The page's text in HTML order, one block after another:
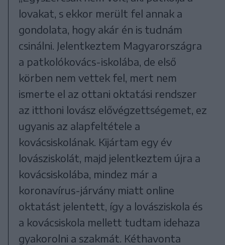
lovakat, s ekkor merült fel annak a
gondolata, hogy akár én is tudnám
csinálni. Jelentkeztem Magyarországra
a patkolókovács-iskolába, de első
körben nem vettek fel, mert nem
ismerte el az ottani oktatási rendszer
az itthoni lovász elővégzettségemet, ez
ugyanis az alapfeltétele a
kovácsiskolának. Kijártam egy év
lovásziskolát, majd jelentkeztem újra a
kovácsiskolába, mindez már a
koronavírus-járvány miatt online
oktatást jelentett, így a lovásziskola és
a kovácsiskola mellett tudtam idehaza
gyakorolni a szakmát. Kéthavonta